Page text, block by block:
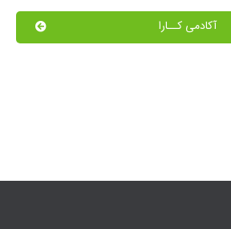
آکادمی کــارا​